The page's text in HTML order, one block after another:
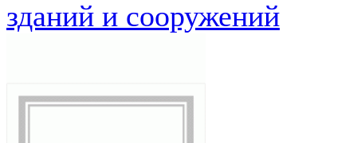
зданий и сооружений